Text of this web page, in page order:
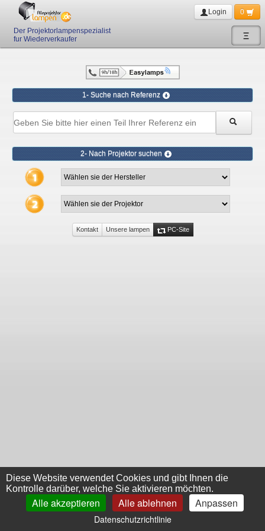
Ξ
Der Projektorlampenspezialist
fur Wiederverkaufer
Login 0
1- Suche nach Referenz
2- Nach Projektor suchen
Kontakt Unsere lampen PC-Site
Diese Website verwendet Cookies und gibt Ihnen die
Kontrolle darüber, welche Sie aktivieren möchten.
Alle akzeptieren Alle ablehnen Anpassen
Datenschutzrichtlinie